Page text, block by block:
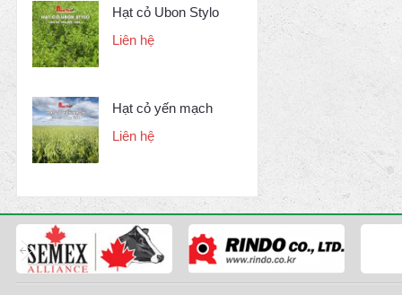
Hạt cỏ Ubon Stylo
Liên hệ
Hạt cỏ yến mạch
Liên hệ